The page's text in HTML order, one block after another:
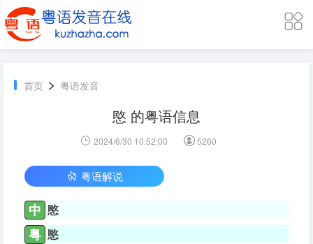
首页 > 粤语发音
愍 的粤语信息
2024/6/30 10:52:00 5260
粤语解说
中 愍
粤 愍